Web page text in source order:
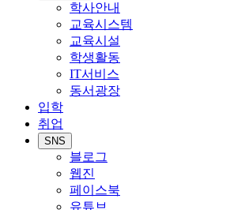
학사안내
교육시스템
교육시설
학생활동
IT서비스
동서광장
입학
취업
SNS
블로그
웹진
페이스북
유튜브